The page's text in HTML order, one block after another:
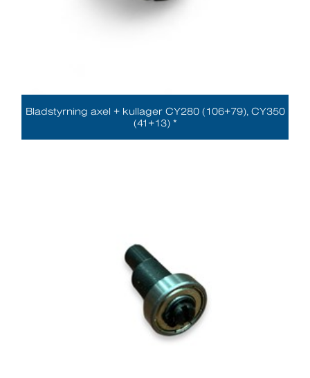
Bladstyrning axel + kullager CY280 (106+79), CY350
(41+13) *